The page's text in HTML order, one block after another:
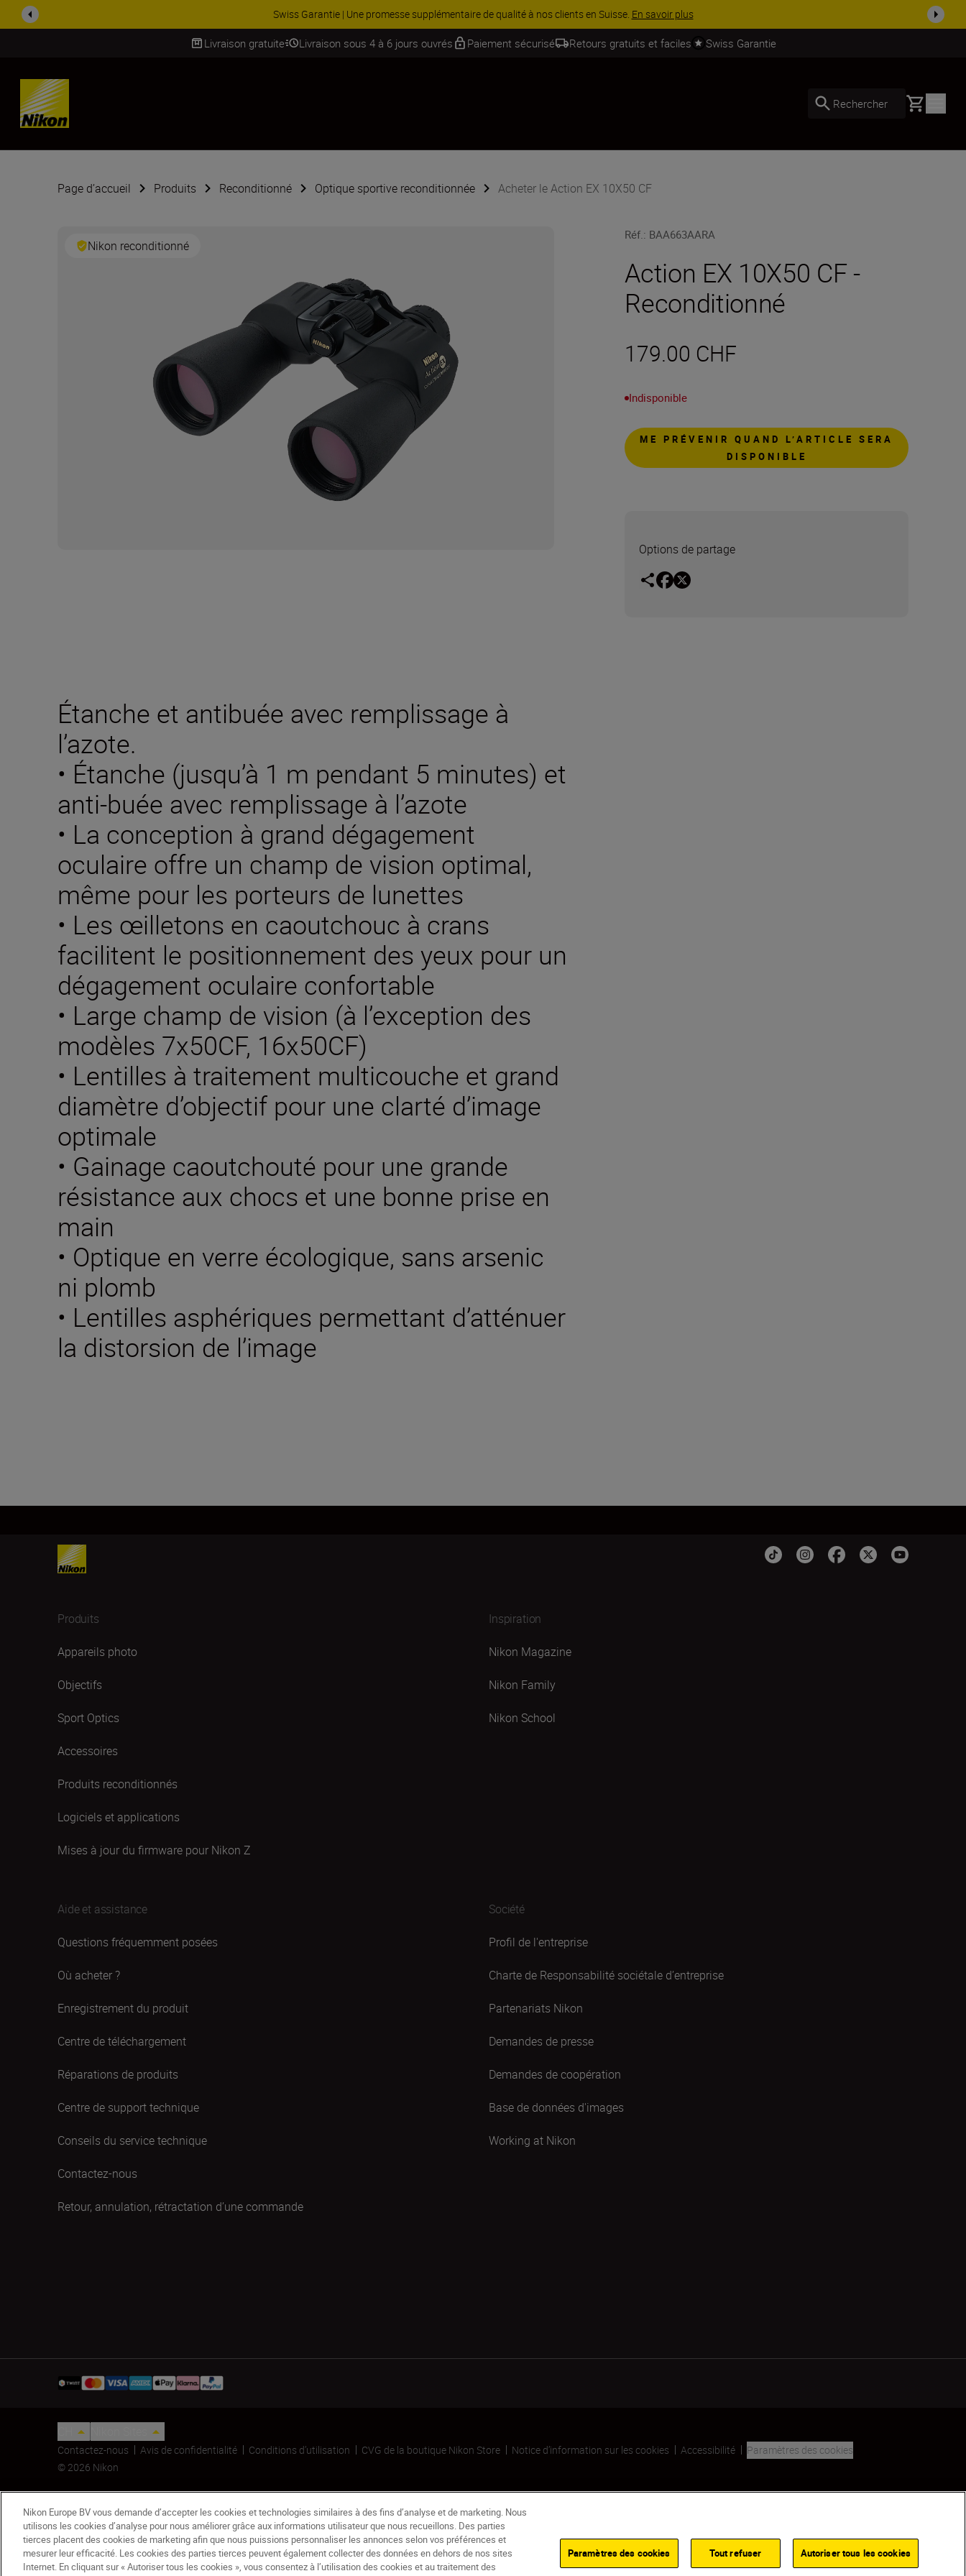
ACCESSOIRES EN PROMOTION | Économisez 15 % sur une sélection d’accessoires, complétez votre kit dès ...Acheter maintenant
Livraison gratuite Livraison sous 4 à 6 jours ouvrés Paiement sécurisé Retours gratuits et faciles Swiss Garantie
SKIP
Rechercher Basket
Page d’accueil Produits Reconditionné Optique sportive reconditionnée Acheter le Action EX 10X50 CF
Nikon reconditionné
Réf.: BAA663AARA
Action EX 10X50 CF -
Reconditionné
179.00 CHF
Indisponible
ME PRÉVENIR QUAND L’ARTICLE SERA
DISPONIBLE
Options de partage
Étanche et antibuée avec remplissage à
l’azote.
• Étanche (jusqu’à 1 m pendant 5 minutes) et
anti-buée avec remplissage à l’azote
• La conception à grand dégagement
oculaire offre un champ de vision optimal,
même pour les porteurs de lunettes
• Les œilletons en caoutchouc à crans
facilitent le positionnement des yeux pour un
dégagement oculaire confortable
• Large champ de vision (à l’exception des
modèles 7x50CF, 16x50CF)
• Lentilles à traitement multicouche et grand
diamètre d’objectif pour une clarté d’image
optimale
• Gainage caoutchouté pour une grande
résistance aux chocs et une bonne prise en
main
• Optique en verre écologique, sans arsenic
ni plomb
• Lentilles asphériques permettant d’atténuer
la distorsion de l’image
Produits
Appareils photo
Objectifs
Sport Optics
Accessoires
Produits reconditionnés
Logiciels et applications
Mises à jour du firmware pour Nikon Z
Inspiration
Nikon Magazine
Nikon Family
Nikon School
Aide et assistance
Questions fréquemment posées
Où acheter ?
Enregistrement du produit
Centre de téléchargement
Réparations de produits
Centre de support technique
Conseils du service technique
Contactez-nous
Retour, annulation, rétractation d’une commande
Société
Profil de l'entreprise
Charte de Responsabilité sociétale d’entreprise
Partenariats Nikon
Demandes de presse
Demandes de coopération
Base de données d'images
Working at Nikon
Contactez-nous Avis de confidentialité Conditions d’utilisation CVG de la boutique Nikon Store Notice d’information sur les cookies Accessibilité
Paramètres des cookies
© 2026 Nikon
Nikon Europe BV vous demande d’accepter les cookies et technologies similaires à des fins d’analyse et de marketing. Nous
utilisons les cookies d’analyse pour nous améliorer grâce aux informations utilisateur que nous recueillons. Des parties
tierces placent des cookies de marketing afin que nous puissions personnaliser les annonces selon vos préférences et
mesurer leur efficacité. Les cookies des parties tierces peuvent également collecter des données en dehors de nos sites
Internet. En cliquant sur « Autoriser tous les cookies », vous consentez à l’utilisation des cookies et au traitement des
Paramètres des cookies Tout refuser Autoriser tous les cookies